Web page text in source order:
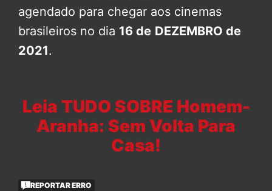
agendado para chegar aos cinemas
brasileiros no dia 16 de DEZEMBRO de
2021.
Leia TUDO SOBRE Homem-
Aranha: Sem Volta Para
Casa!
REPORTAR ERRO